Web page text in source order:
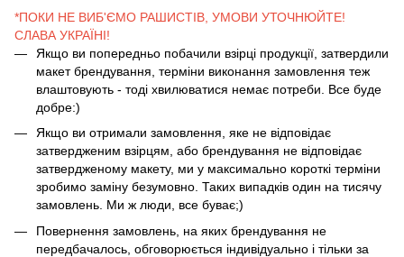
*ПОКИ НЕ ВИБ'ЄМО РАШИСТІВ, УМОВИ УТОЧНЮЙТЕ!
СЛАВА УКРАЇНІ!
Якщо ви попередньо побачили взірці продукції, затвердили
макет брендування, терміни виконання замовлення теж
влаштовують - тоді хвилюватися немає потреби. Все буде
добре:)
Якщо ви отримали замовлення, яке не відповідає
затвердженим взірцям, або брендування не відповідає
затвердженому макету, ми у максимально короткі терміни
зробимо заміну безумовно. Таких випадків один на тисячу
замовлень. Ми ж люди, все буває;)
Повернення замовлень, на яких брендування не
передбачалось, обговорюється індивідуально і тільки за